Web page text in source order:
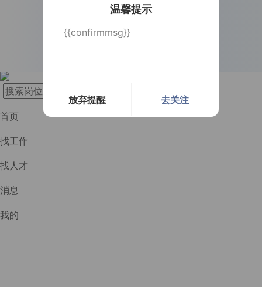
长按识别二维码
温馨提示
{{confirmmsg}}
放弃提醒
去关注
首页
找工作
找人才
消息
我的